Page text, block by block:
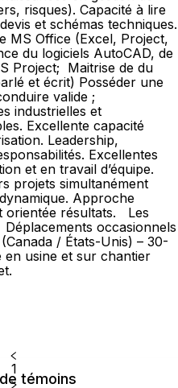
risques). Capacité à lire
et schémas techniques.
MS Office (Excel, Project,
du logiciels AutoCAD, de
Project; Maitrise de du
et écrit) Posséder une
valide ;
industrielles et
Excellente capacité
Leadership,
Excellentes
et en travail d’équipe.
projets simultanément
Approche
orientée résultats. Les
occasionnels
/ États-Unis) – 30-
usine et sur chantier
1
témoins